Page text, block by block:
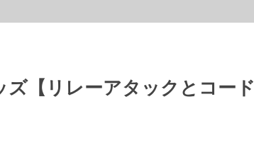
【リレーアタックとコード